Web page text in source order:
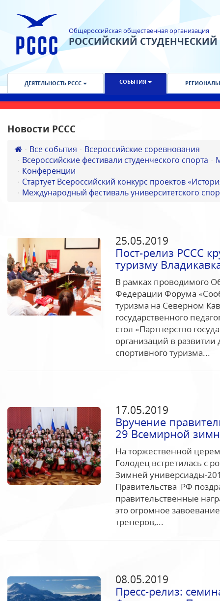
Общероссийская общественная организация
РОССИЙСКИЙ
ДЕЯТЕЛЬНОСТЬ РССС СОБЫТИЯ
Новости РССС
Все события
Всероссийские соревнования
Всероссийские фестивали студенческого спорта
Конференции
Стартует Всероссийский конкурс проектов
Международный фестиваль университетского
25.05.2019
Пост-релиз РССС
туризму
В рамках проводимого
Федерации Форума
туризма на Северном
государственного
стол «Партнерство
организаций в
спортивного туризма...
17.05.2019
Вручение
29 Всемирной
На торжественной
Голодец встретилась с
Зимней универсиады-
Правительства РФ
правительственные
это огромное
тренеров,...
08.05.2019
Пресс-релиз: